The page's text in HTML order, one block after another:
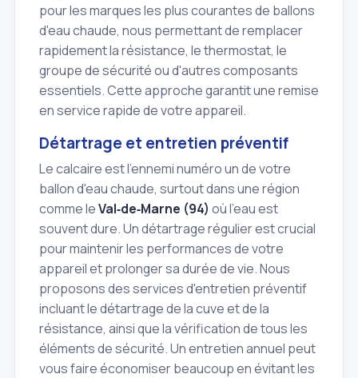
pour les marques les plus courantes de ballons
d'eau chaude, nous permettant de remplacer
rapidement la résistance, le thermostat, le
groupe de sécurité ou d'autres composants
essentiels. Cette approche garantit une remise
en service rapide de votre appareil.
Détartrage et entretien préventif
Le calcaire est l'ennemi numéro un de votre
ballon d'eau chaude, surtout dans une région
comme leVal‑de‑Marne (94) où l'eau est
souvent dure. Un détartrage régulier est crucial
pour maintenir les performances de votre
appareil et prolonger sa durée de vie. Nous
proposons des services d'entretien préventif
incluant le détartrage de la cuve et de la
résistance, ainsi que la vérification de tous les
éléments de sécurité. Un entretien annuel peut
vous faire économiser beaucoup en évitant les